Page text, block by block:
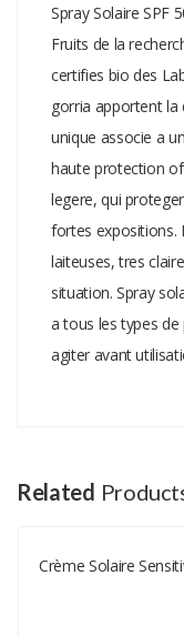
Spray Solaire SPF
Fruits de la
certifies bio des
gorria apportent la
unique associe a
haute protection
legere, qui
fortes expositions.
laiteuses, tres
situation. Spray
a tous les types de
agiter avant
Your Name
Your Email
Related
Crème Solaire